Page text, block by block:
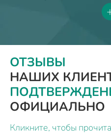
ОТЗЫВЫ
НАШИХ
ОФИЦИАЛЬНО
Кликните, чтобы